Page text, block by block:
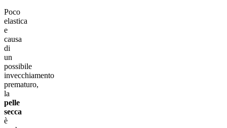
Poco
elastica
e
causa
di
un
possibile
invecchiamento
prematuro,
la
pelle
secca
è